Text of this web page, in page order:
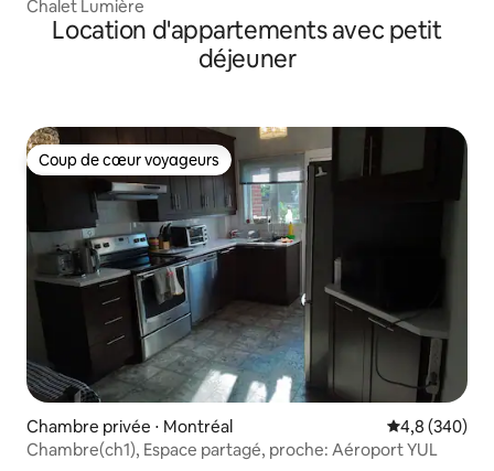
Chalet Lumière
Location d'appartements avec petit
déjeuner
Coup de cœur voyageurs
Coup de cœur voyageurs
Chambre privée ⋅ Montréal Évaluation
4,8 (340)
Chambre(ch1), Espace partagé, proche: Aéroport YUL